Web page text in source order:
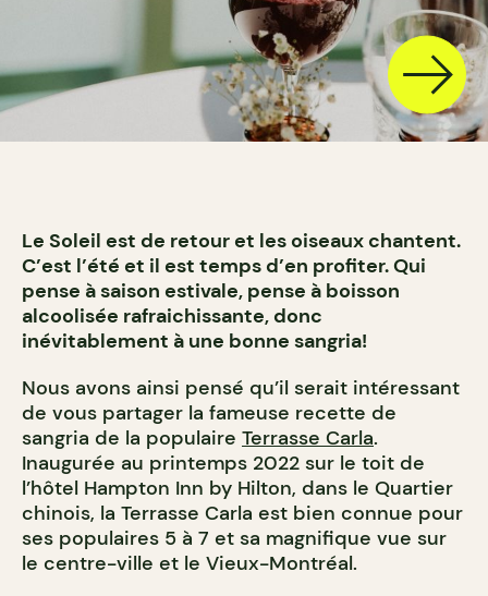
Le Soleil est de retour et les oiseaux chantent.
C’est l’été et il est temps d’en profiter. Qui
pense à saison estivale, pense à boisson
alcoolisée rafraichissante, donc
inévitablement à une bonne sangria!
Nous avons ainsi pensé qu’il serait intéressant
de vous partager la fameuse recette de
sangria de la populaire Terrasse Carla.
Inaugurée au printemps 2022 sur le toit de
l’hôtel Hampton Inn by Hilton, dans le Quartier
chinois, la Terrasse Carla est bien connue pour
ses populaires 5 à 7 et sa magnifique vue sur
le centre-ville et le Vieux-Montréal.